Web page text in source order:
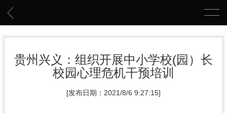
贵州兴义：组织开展中小学校(园）长
校园心理危机干预培训
[发布日期：2021/8/6 9:27:15]